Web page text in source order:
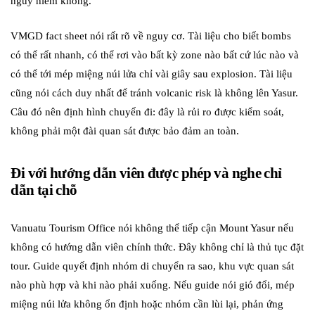
VMGD fact sheet nói rất rõ về nguy cơ. Tài liệu cho biết bombs
có thể rất nhanh, có thể rơi vào bất kỳ zone nào bất cứ lúc nào và
có thể tới mép miệng núi lửa chỉ vài giây sau explosion. Tài liệu
cũng nói cách duy nhất để tránh volcanic risk là không lên Yasur.
Câu đó nên định hình chuyến đi: đây là rủi ro được kiểm soát,
không phải một đài quan sát được bảo đảm an toàn.
Đi với hướng dẫn viên được phép và nghe chỉ
dẫn tại chỗ
Vanuatu Tourism Office nói không thể tiếp cận Mount Yasur nếu
không có hướng dẫn viên chính thức. Đây không chỉ là thủ tục đặt
tour. Guide quyết định nhóm di chuyển ra sao, khu vực quan sát
nào phù hợp và khi nào phải xuống. Nếu guide nói gió đổi, mép
miệng núi lửa không ổn định hoặc nhóm cần lùi lại, phản ứng